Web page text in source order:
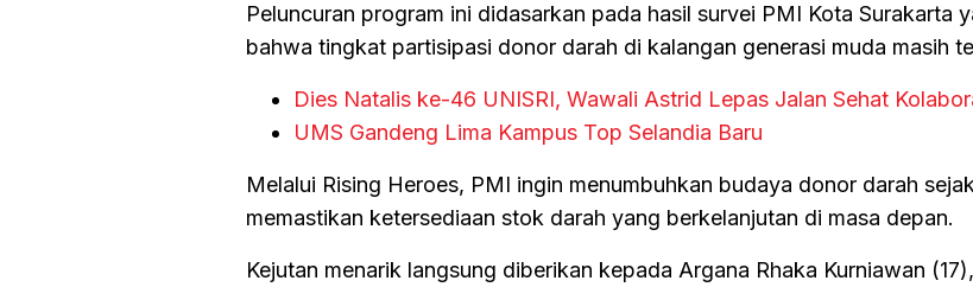
Peluncuran program ini didasarkan pada hasil survei PMI Kota Surakarta
bahwa tingkat partisipasi donor darah di kalangan generasi muda masih
Dies Natalis ke-46 UNISRI, Wawali Astrid Lepas Jalan Sehat
UMS Gandeng Lima Kampus Top Selandia Baru
Melalui Rising Heroes, PMI ingin menumbuhkan budaya donor darah
memastikan ketersediaan stok darah yang berkelanjutan di masa depan.
Kejutan menarik langsung diberikan kepada Argana Rhaka Kurniawan